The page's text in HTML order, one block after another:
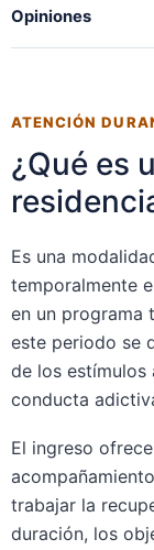
Opiniones
ATENCIÓN
¿Qué es
Es una
temporalmente
en un programa
este periodo se
de los estímulos
conducta
El ingreso
trabajar la
duración, los